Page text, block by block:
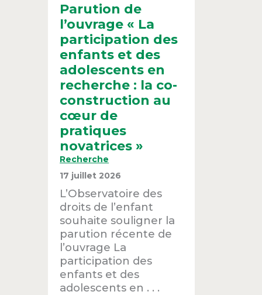
Parution de
l’ouvrage « La
participation des
enfants et des
adolescents en
recherche : la co-
construction au
cœur de
pratiques
novatrices »
Recherche
17 juillet 2026
L’Observatoire des
droits de l’enfant
souhaite souligner la
parution récente de
l’ouvrage La
participation des
enfants et des
adolescents en . . .